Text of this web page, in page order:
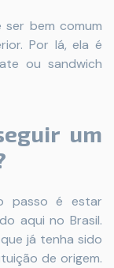
bem comum
Por lá, ela é
ou sandwich
um
passo é estar
aqui no Brasil.
já tenha sido
de origem.